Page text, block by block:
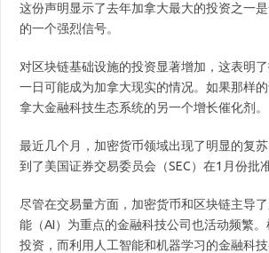
这份声明显示了去年加拿大最大的投资之一
的一个强烈信号。
对区块链基础设施的投资显著增加，这表明
一日可能成为加拿大现实的情况。如果那样
拿大金融科技生态系统的另一个增长催化剂。
最近几个月，加密货币领域出现了明显的复
到了美国证券交易委员会（SEC）在1月份批
尽管在交易量方面，加密货币和区块链主导
能（AI）为重点的金融科技公司也活动频繁
投资，而利用人工智能和机器学习的金融科